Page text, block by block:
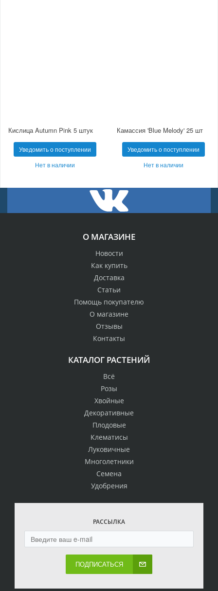
Кислица Autumn Pink 5 штук
Уведомить о поступлении
Нет в наличии
Камассия 'Blue Melody' 25 шт
Уведомить о поступлении
Нет в наличии
О МАГАЗИНЕ
Новости
Как купить
Доставка
Статьи
Помощь покупателю
О магазине
Отзывы
Контакты
КАТАЛОГ РАСТЕНИЙ
Всё
Розы
Хвойные
Декоративные
Плодовые
Клематисы
Луковичные
Многолетники
Семена
Удобрения
РАССЫЛКА
ПОДПИСАТЬСЯ